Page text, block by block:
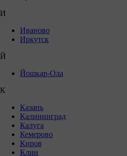
И
Иваново
Иркутск
Й
Йошкар-Ола
К
Казань
Калининград
Калуга
Кемерово
Киров
Клин